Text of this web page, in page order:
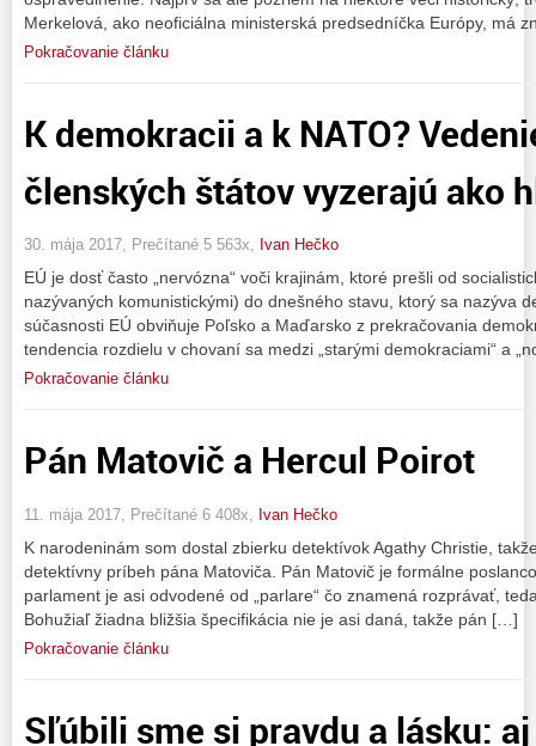
Merkelová, ako neoficiálna ministerská predsedníčka Európy, má
Pokračovanie článku
K demokracii a k NATO?
členských štátov vyzerajú ako
30. mája 2017, Prečítané 5 563x, Ivan Hečko
EÚ je dosť často „nervózna“ voči krajinám, ktoré prešli od
nazývaných komunistickými) do dnešného stavu, ktorý sa nazýva
súčasnosti EÚ obviňuje Poľsko a Maďarsko z prekračovania
tendencia rozdielu v chovaní sa medzi „starými demokraciami“ a
Pokračovanie článku
Pán Matovič a Hercul Poirot
11. mája 2017, Prečítané 6 408x, Ivan Hečko
K narodeninám som dostal zbierku detektívok Agathy Christie,
detektívny príbeh pána Matoviča. Pán Matovič je formálne
parlament je asi odvodené od „parlare“ čo znamená rozprávať,
Bohužiaľ žiadna bližšia špecifikácia nie je asi daná, takže pán […]
Pokračovanie článku
Sľúbili sme si pravdu a lásku: